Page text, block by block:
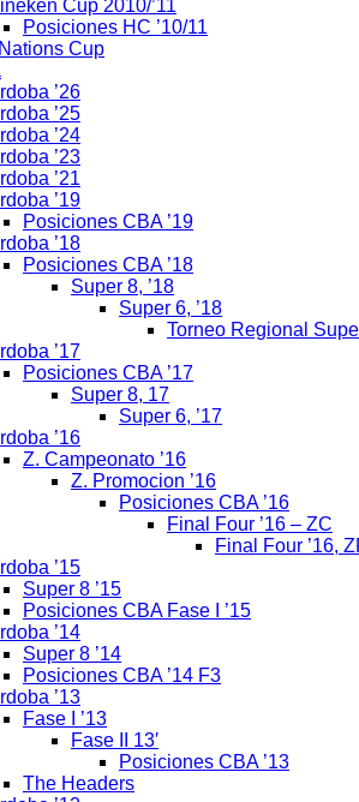
Cup 2010/’11
Posiciones HC ’10/11
Cup
’26
’25
’24
’23
’21
’19
Posiciones CBA ’19
’18
Posiciones CBA ’18
Super 8, ’18
Super 6, ’18
Torneo Regional
’17
Posiciones CBA ’17
Super 8, 17
Super 6, ’17
’16
Z. Campeonato ’16
Z. Promocion ’16
Posiciones CBA ’16
Final Four ’16 – ZC
Final Four ’16,
’15
Super 8 ’15
Posiciones CBA Fase I ’15
’14
Super 8 ’14
Posiciones CBA ’14 F3
’13
Fase I ’13
Fase II 13′
Posiciones CBA ’13
The Headers